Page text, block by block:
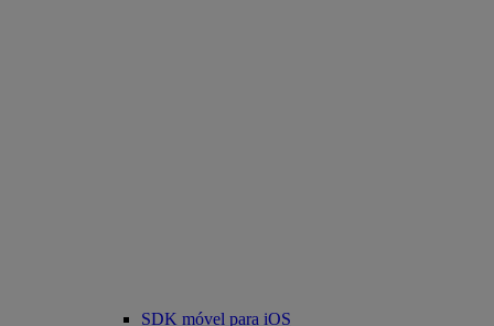
SDK móvel para iOS